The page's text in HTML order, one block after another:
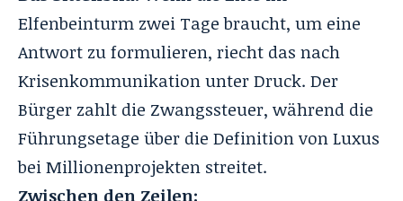
Elfenbeinturm zwei Tage braucht, um eine
Antwort zu formulieren, riecht das nach
Krisenkommunikation unter Druck. Der
Bürger zahlt die Zwangssteuer, während die
Führungsetage über die Definition von Luxus
bei Millionenprojekten streitet.
Zwischen den Zeilen: